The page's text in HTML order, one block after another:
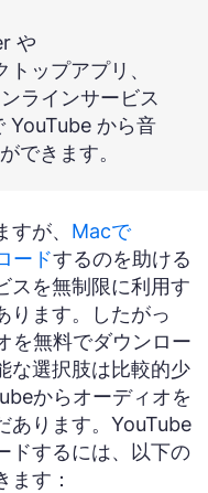
や
ップアプリ、
ラインサービス
YouTube から音
できます。
が、 Macで
ードするのを助ける
スを無制限に利用す
ります。したがっ
を無料でダウンロー
な選択肢は比較的少
からオーディオを
あります。YouTube
ドするには、以下の
す：